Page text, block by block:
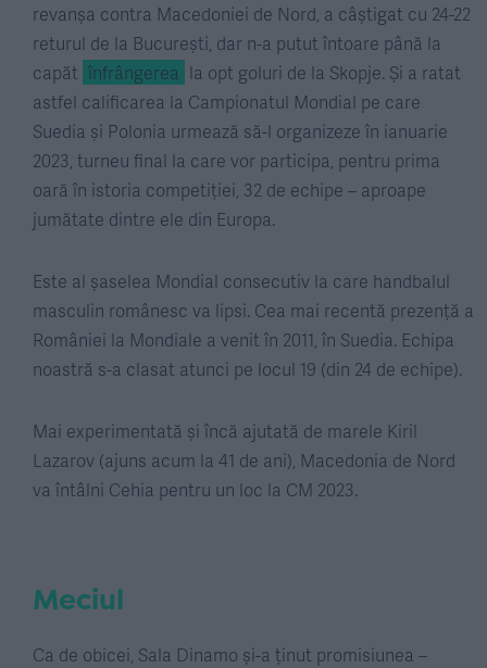
revanșa contra Macedoniei de Nord, a câștigat cu 24-22
returul de la București, dar n-a putut întoare până la
capăt înfrângerea la opt goluri de la Skopje. Și a ratat
astfel calificarea la Campionatul Mondial pe care
Suedia și Polonia urmează să-l organizeze în ianuarie
2023, turneu final la care vor participa, pentru prima
oară în istoria competiției, 32 de echipe – aproape
jumătate dintre ele din Europa.
Este al șaselea Mondial consecutiv la care handbalul
masculin românesc va lipsi. Cea mai recentă prezență a
României la Mondiale a venit în 2011, în Suedia. Echipa
noastră s-a clasat atunci pe locul 19 (din 24 de echipe).
Mai experimentată și încă ajutată de marele Kiril
Lazarov (ajuns acum la 41 de ani), Macedonia de Nord
va întâlni Cehia pentru un loc la CM 2023.
Meciul
Ca de obicei, Sala Dinamo și-a ținut promisiunea –